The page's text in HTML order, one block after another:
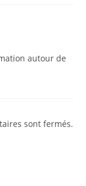
autour de
sont fermés.